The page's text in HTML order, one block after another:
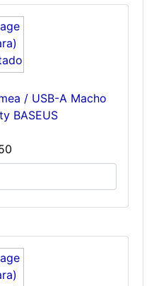
/ USB-A Macho
BASEUS